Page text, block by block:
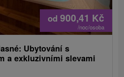
od 900,41 Kč
/noc/osoba
Ubytování s
a exkluzivními slevami